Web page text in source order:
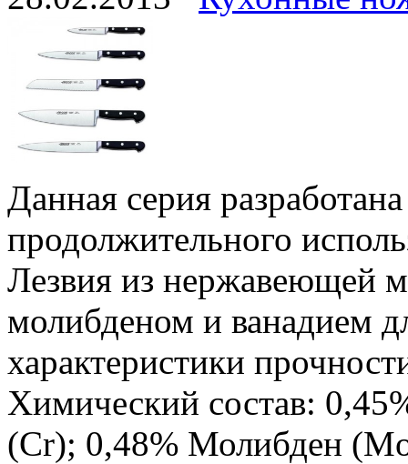
Данная серия
продолжительного
Лезвия из нержавеющей
молибденом и ванадием
характеристики
Химический состав:
(Cr); 0,48% Молибден